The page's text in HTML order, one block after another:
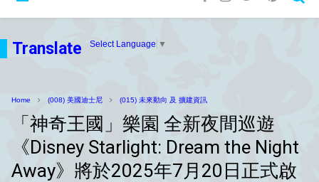
Translate Select Language ▼
Home (008) 美國迪士尼 (015) 未來動向 及 擴建資訊
「神奇王國」樂園 全新夜間巡遊
《Disney Starlight: Dream the Night
Away》將於2025年7月20日正式啟